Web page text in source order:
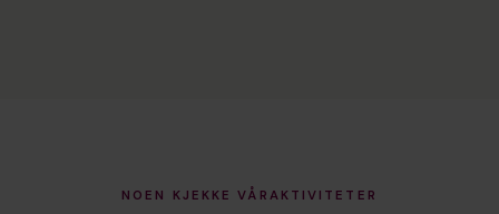
NOEN KJEKKE VÅRAKTIVITETER